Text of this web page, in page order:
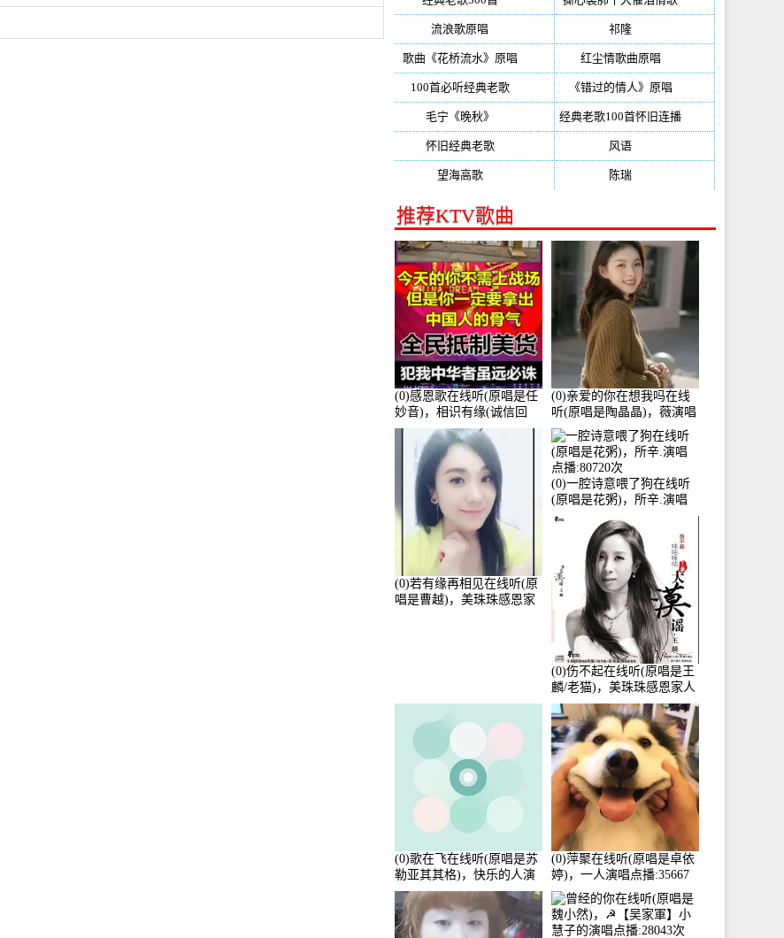
流浪歌原唱 祁隆
歌曲《花桥流水》原唱 红尘情歌曲原唱
100首必听经典老歌(150) 《错过的情人》原唱
毛宁《晚秋》 经典老歌100首怀旧连播
怀旧经典老歌(133) 风语
望海高歌(131) 陈瑞
推荐KTV歌曲
(0)感恩歌在线听(原唱是任
妙音)，相识有缘(诚信回
访)演唱点播:161288次
(0)亲爱的你在想我吗在线
听(原唱是陶晶晶)，薇演唱
点播:159722次
(0)若有缘再相见在线听(原
唱是曹越)，美珠珠感恩家
(0)一腔诗意喂了狗在线听
(原唱是花粥)，所辛.演唱
点播:80720次
(0)伤不起在线听(原唱是王
麟/老猫)，美珠珠感恩家人
演唱点播:80218次
(0)歌在飞在线听(原唱是苏
勒亚其其格)，快乐的人演
唱点播:36次
(0)萍聚在线听(原唱是卓依
婷)，一人演唱点播:35667
次